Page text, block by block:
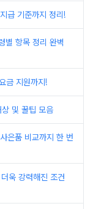
급 기준까지 정리!
별 항목 정리 완벽
금 지원까지!
및 꿀팁 모음
은품 비교까지 한 번
욱 강력해진 조건